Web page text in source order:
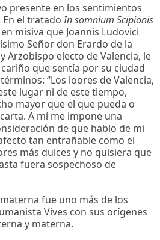
presente en los sentimientos
En el tratadoIn somnium Scipionis
misiva que Joannis Ludovici
Señor don Erardo de la
Arzobispo electo de Valencia, le
que sentía por su ciudad
“Los loores de Valencia,
lugar ni de este tiempo,
mayor que el que pueda o
A mí me impone una
de que hablo de mi
tan entrañable como el
más dulces y no quisiera que
fuera sospechoso de
fue uno más de los
Vives con sus orígenes
y materna.